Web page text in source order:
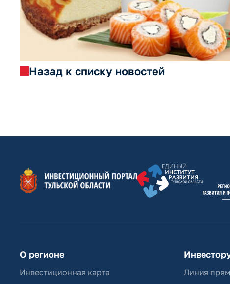
Назад к списку новостей
О регионе
Инвестиционная карта Линия